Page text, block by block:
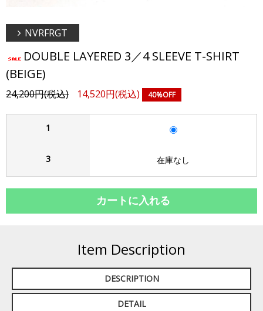
NVRFRGT
DOUBLE LAYERED 3／4 SLEEVE T-SHIRT
(BEIGE)
24,200円(税込) 14,520円(税込) 40%OFF
1
3 在庫なし
Item Description
DESCRIPTION
DETAIL